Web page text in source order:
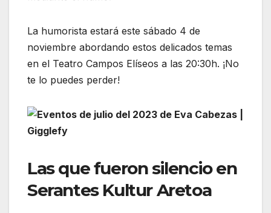
La humorista estará este sábado 4 de
noviembre abordando estos delicados temas
en el Teatro Campos Elíseos a las 20:30h. ¡No
te lo puedes perder!
Las que fueron silencio en
Serantes Kultur Aretoa